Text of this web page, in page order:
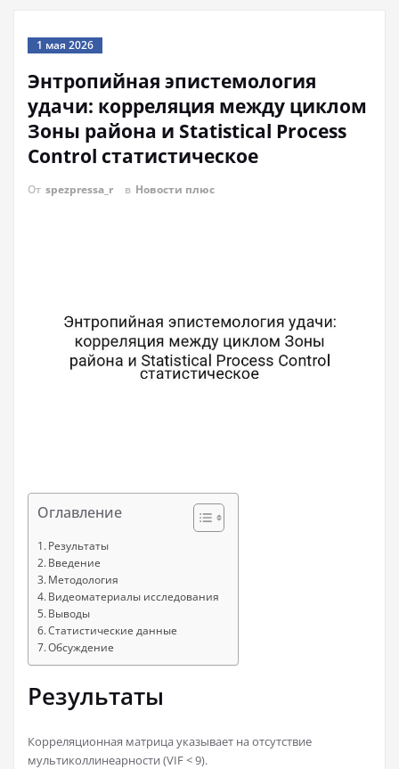
1 мая 2026
Энтропийная эпистемология
удачи: корреляция между циклом
Зоны района и Statistical Process
Control статистическое
От spezpressa_r в Новости плюс
Оглавление
Результаты
Введение
Методология
Видеоматериалы исследования
Выводы
Статистические данные
Обсуждение
Результаты
Корреляционная матрица указывает на отсутствие
мультиколлинеарности (VIF < 9).